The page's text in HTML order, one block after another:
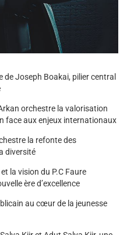
de Joseph Boakai, pilier central
orchestre la valorisation
face aux enjeux internationaux
la refonte des
diversité
la vision du P.C Faure
ère d’excellence
au cœur de la jeunesse